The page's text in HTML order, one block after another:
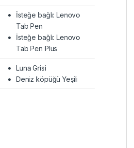
İsteğe bağlı: Lenovo
Tab Pen
İsteğe bağlı: Lenovo
Tab Pen Plus
Luna Grisi
Deniz köpüğü Yeşili